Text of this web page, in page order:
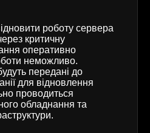
роботу сервера
критичну
оперативно
неможливо.
передані до
для відновлення
проводиться
обладнання та